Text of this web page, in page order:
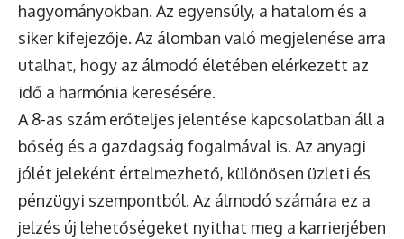
hagyományokban. Az egyensúly, a hatalom és a
siker kifejezője. Az álomban való megjelenése arra
utalhat, hogy az álmodó életében elérkezett az
idő a harmónia keresésére.
A 8-as szám erőteljes jelentése kapcsolatban áll a
bőség és a gazdagság fogalmával is. Az anyagi
jólét jeleként értelmezhető, különösen üzleti és
pénzügyi szempontból. Az álmodó számára ez a
jelzés új lehetőségeket nyithat meg a karrierjében